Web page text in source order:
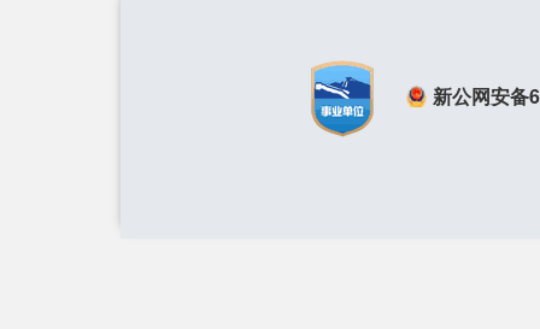
新公网安备